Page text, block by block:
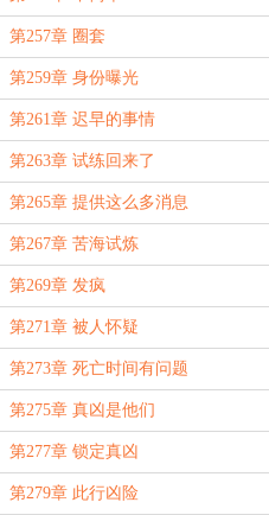
第257章 圈套
第259章 身份曝光
第261章 迟早的事情
第263章 试练回来了
第265章 提供这么多消息
第267章 苦海试炼
第269章 发疯
第271章 被人怀疑
第273章 死亡时间有问题
第275章 真凶是他们
第277章 锁定真凶
第279章 此行凶险